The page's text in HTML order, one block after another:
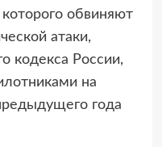
обвиняют
атаки,
кодекса России,
на
года